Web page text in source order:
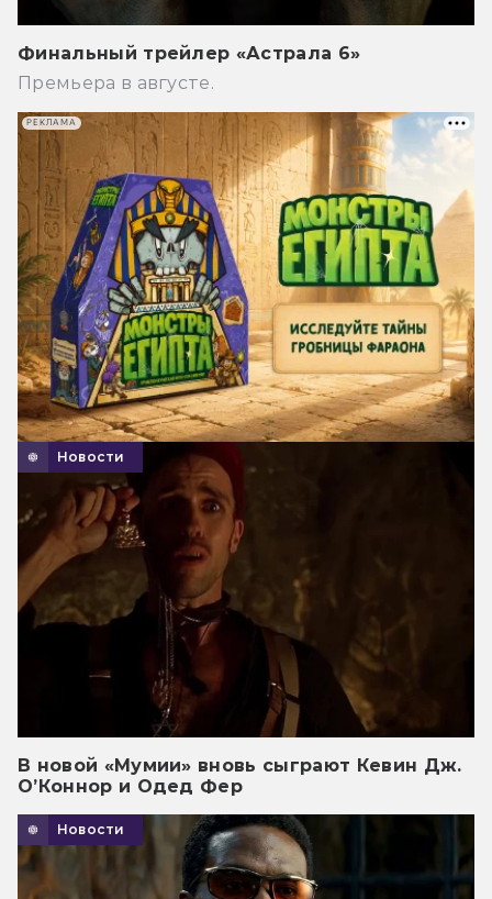
Финальный трейлер «Астрала 6»
Премьера в августе.
Новости
В новой «Мумии» вновь сыграют Кевин Дж.
О’Коннор и Одед Фер
Новости
РЕКЛАМА